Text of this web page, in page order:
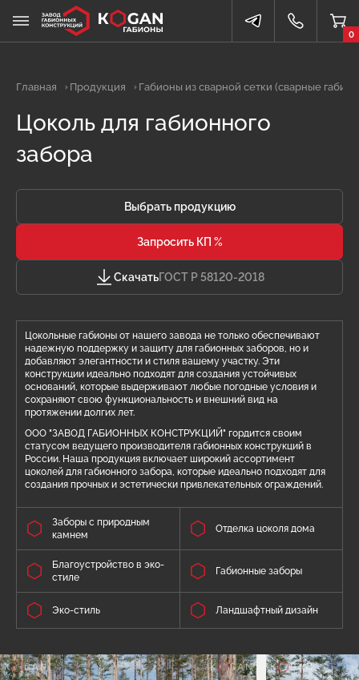
0
Главная Продукция Габионы из сварной сетки (сварные
Цоколь для габионного
забора
Выбрать продукцию
Запросить КП %
СкачатьГОСТ Р 58120-2018
Цокольные габионы от нашего завода не только обеспечивают
надежную поддержку и защиту для габионных заборов, но и
добавляют элегантности и стиля вашему участку. Эти
конструкции идеально подходят для создания устойчивых
оснований, которые выдерживают любые погодные условия и
сохраняют свою функциональность и внешний вид на
протяжении долгих лет.
ООО "ЗАВОД ГАБИОННЫХ КОНСТРУКЦИЙ" гордится своим
статусом ведущего производителя габионных конструкций в
России. Наша продукция включает широкий ассортимент
цоколей для габионного забора, которые идеально подходят для
создания прочных и эстетически привлекательных ограждений.
Заборы с природным
камнем
Отделка цоколя дома
Благоустройство в эко-
стиле
Габионные заборы
Эко-стиль Ландшафтный дизайн